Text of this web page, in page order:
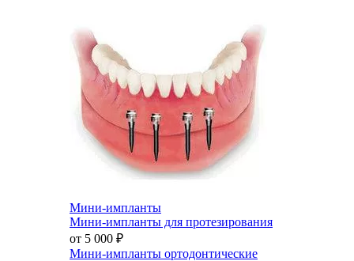
Мини-импланты
Мини-импланты для протезирования
от 5 000 ₽
Мини-импланты ортодонтические